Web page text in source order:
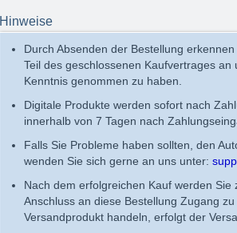
Hinweise
Durch Absenden der Bestellung
Teil des geschlossenen Kaufvertrages
Kenntnis genommen zu haben.
Digitale Produkte werden sofort nach
innerhalb von 7 Tagen nach
Falls Sie Probleme haben sollten, den
wenden Sie sich gerne an uns unter:
Nach dem erfolgreichen Kauf werden
Anschluss an diese Bestellung Zugang
Versandprodukt handeln, erfolgt der